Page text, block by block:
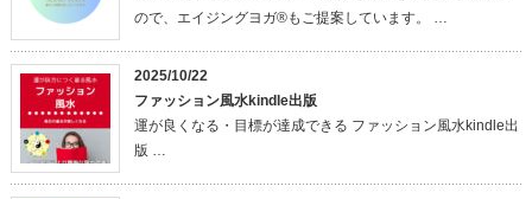
ので、エイジングヨガ®もご提案しています。 …
2025/10/22
ファッション風水kindle出版
運が良くなる・目標が達成できる ファッション風水kindle出
版 …